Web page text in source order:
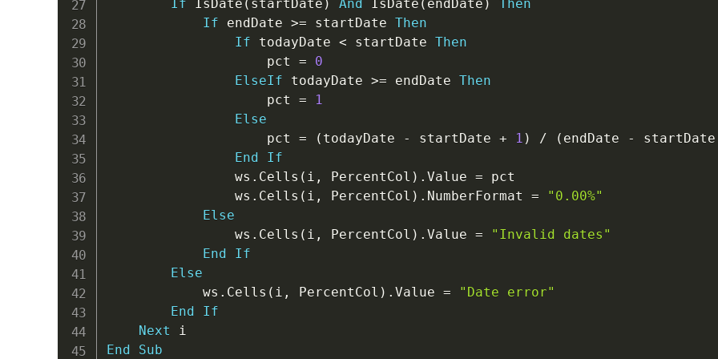
If IsDate ( startDate ) And IsDate ( endDate )
Then
If endDate >= startDate Then
If todayDate < startDate Then
                    pct
=
0
ElseIf todayDate >= endDate Then
                    pct
=
1
Else
                    pct
= ( todayDate - startDate + 1 ) / ( endDate - startDate
End
If
                ws
. Cells ( i , PercentCol ) . Value = pct
                ws
. Cells ( i , PercentCol ) . NumberFormat =
"0.00%"
Else
                ws
. Cells ( i , PercentCol ) . Value =
"Invalid dates"
End
If
Else
            ws
. Cells ( i , PercentCol ) . Value =
"Date error"
End
If
Next
End
Sub